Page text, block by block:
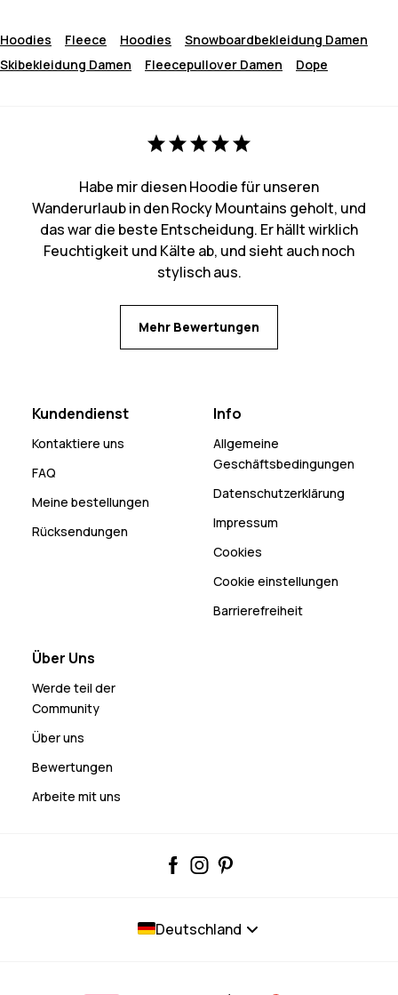
Hoodies Fleece Hoodies
Snowboardbekleidung Damen
Skibekleidung Damen
Fleecepullover Damen Dope
Habe mir diesen Hoodie für unseren
Wanderurlaub in den Rocky Mountains geholt, und
das war die beste Entscheidung. Er hällt wirklich
Feuchtigkeit und Kälte ab, und sieht auch noch
stylisch aus.
Mehr Bewertungen
Kundendienst
Kontaktiere uns
FAQ
Meine bestellungen
Rücksendungen
Info
Allgemeine
Geschäftsbedingungen
Datenschutzerklärung
Impressum
Cookies
Cookie einstellungen
Barrierefreiheit
Über Uns
Werde teil der
Community
Über uns
Bewertungen
Arbeite mit uns
Deutschland